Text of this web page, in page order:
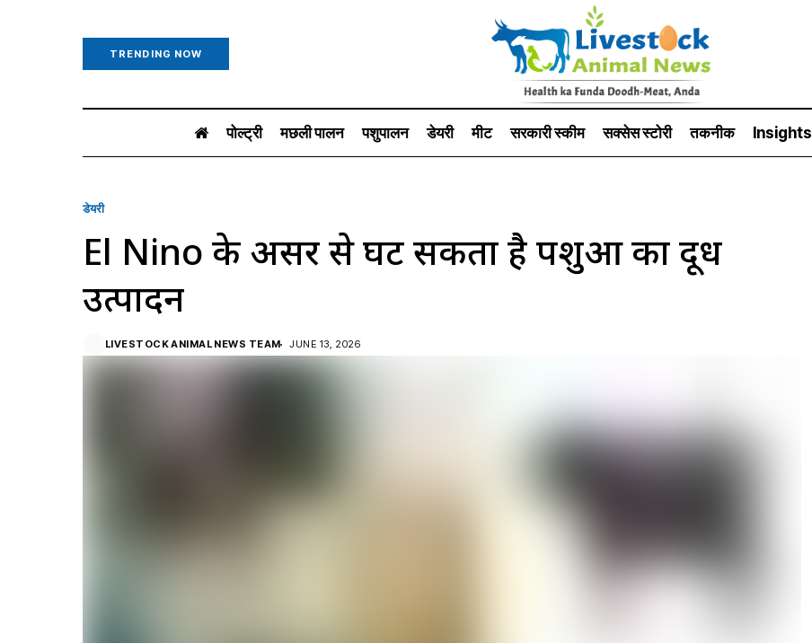
TRENDING NOW
पोल्ट्री मछली पालन पशुपालन डेयरी मीट सरकारी स्की‍म सक्सेस स्टो‍री तकनीक Insights
डेयरी
El Nino के असर से घट सकता है पशुओं का दूध
उत्पादन
LIVESTOCK ANIMAL NEWS TEAM JUNE 13, 2026